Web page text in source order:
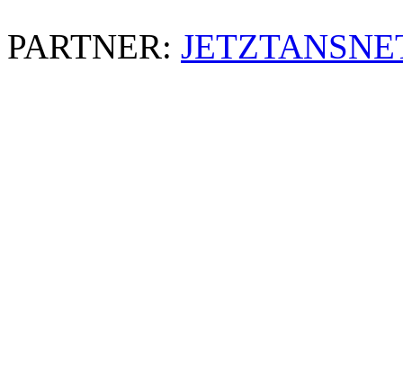
PARTNER: